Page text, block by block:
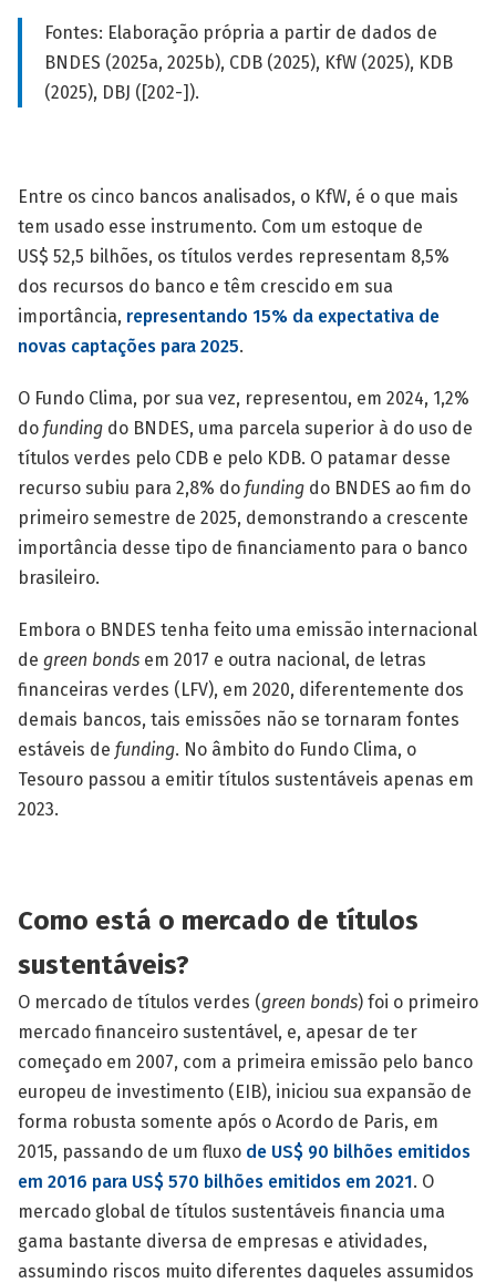
Fontes: Elaboração própria a partir de dados de
BNDES (2025a, 2025b), CDB (2025), KfW (2025), KDB
(2025), DBJ ([202-]).
Entre os cinco bancos analisados, o KfW, é o que mais
tem usado esse instrumento. Com um estoque de
US$ 52,5 bilhões, os títulos verdes representam 8,5%
dos recursos do banco e têm crescido em sua
importância, representando 15% da expectativa de
novas captações para 2025.
O Fundo Clima, por sua vez, representou, em 2024, 1,2%
do funding do BNDES, uma parcela superior à do uso de
títulos verdes pelo CDB e pelo KDB. O patamar desse
recurso subiu para 2,8% do funding do BNDES ao fim do
primeiro semestre de 2025, demonstrando a crescente
importância desse tipo de financiamento para o banco
brasileiro.
Embora o BNDES tenha feito uma emissão internacional
de green bonds em 2017 e outra nacional, de letras
financeiras verdes (LFV), em 2020, diferentemente dos
demais bancos, tais emissões não se tornaram fontes
estáveis de funding. No âmbito do Fundo Clima, o
Tesouro passou a emitir títulos sustentáveis apenas em
2023.
Como está o mercado de títulos
sustentáveis?
O mercado de títulos verdes (green bonds) foi o primeiro
mercado financeiro sustentável, e, apesar de ter
começado em 2007, com a primeira emissão pelo banco
europeu de investimento (EIB), iniciou sua expansão de
forma robusta somente após o Acordo de Paris, em
2015, passando de um fluxo de US$ 90 bilhões emitidos
em 2016 para US$ 570 bilhões emitidos em 2021. O
mercado global de títulos sustentáveis financia uma
gama bastante diversa de empresas e atividades,
assumindo riscos muito diferentes daqueles assumidos